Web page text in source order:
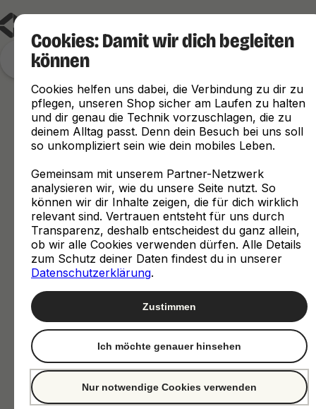
Cookies: Damit wir dich begleiten
können
Cookies helfen uns dabei, die Verbindung zu dir zu
pflegen, unseren Shop sicher am Laufen zu halten
und dir genau die Technik vorzuschlagen, die zu
deinem Alltag passt. Denn dein Besuch bei uns soll
so unkompliziert sein wie dein mobiles Leben.
Gemeinsam mit unserem Partner-Netzwerk
analysieren wir, wie du unsere Seite nutzt. So
können wir dir Inhalte zeigen, die für dich wirklich
relevant sind. Vertrauen entsteht für uns durch
Transparenz, deshalb entscheidest du ganz allein,
ob wir alle Cookies verwenden dürfen. Alle Details
zum Schutz deiner Daten findest du in unserer
Datenschutzerklärung.
Nur notwendige Cookies verwenden
Ich möchte genauer hinsehen
Zustimmen